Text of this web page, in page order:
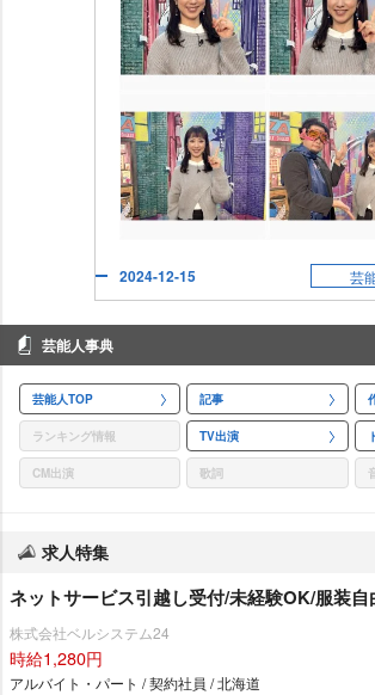
2024-12-15 芸
芸能人事典
芸能人TOP 記事
ランキング情報 TV出演
CM出演 歌詞
求人特集
ネットサービス引越し受付/未経験OK/服装
株式会社ベルシステム24
時給1,280円
アルバイト・パート / 契約社員 / 北海道